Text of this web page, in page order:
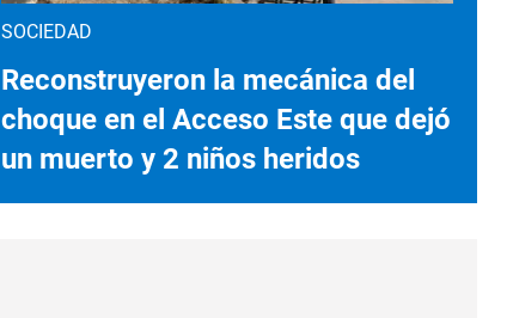
SOCIEDAD
Reconstruyeron la mecánica del
choque en el Acceso Este que dejó
un muerto y 2 niños heridos